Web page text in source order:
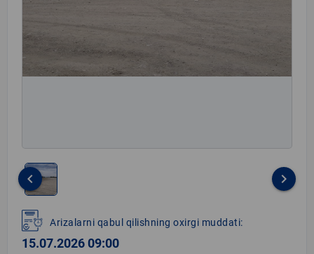
1
of
1
keyboard_arrow_left keyboard_arrow_right
Arizalarni qabul qilishning oxirgi muddati:
15.07.2026 09:00